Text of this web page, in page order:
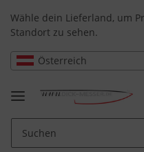
Wähle dein Lieferland, um
Standort zu sehen.
Österreich